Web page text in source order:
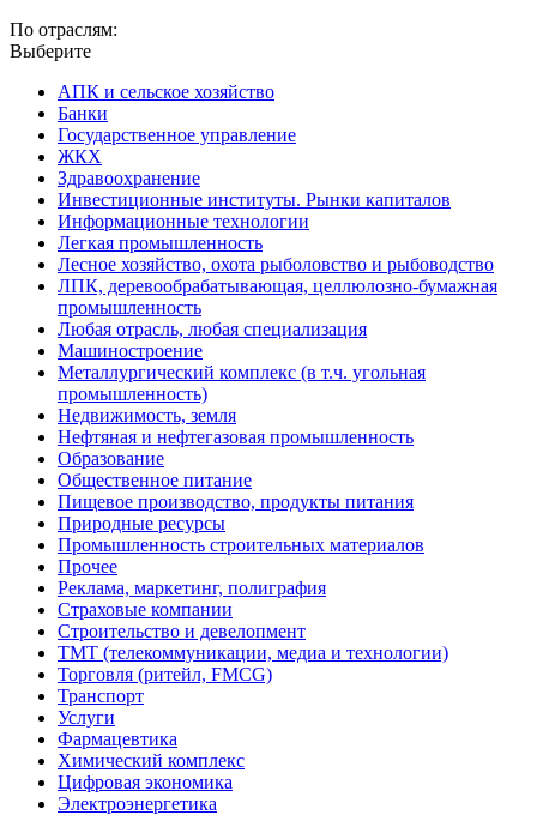
По отраслям:
Выберите
АПК и сельское хозяйство
Банки
Государственное управление
ЖКХ
Здравоохранение
Инвестиционные институты. Рынки капиталов
Информационные технологии
Легкая промышленность
Лесное хозяйство, охота рыболовство и рыбоводство
ЛПК, деревообрабатывающая, целлюлозно-бумажная
промышленность
Любая отрасль, любая специализация
Машиностроение
Металлургический комплекс (в т.ч. угольная
промышленность)
Недвижимость, земля
Нефтяная и нефтегазовая промышленность
Образование
Общественное питание
Пищевое производство, продукты питания
Природные ресурсы
Промышленность строительных материалов
Прочее
Реклама, маркетинг, полиграфия
Страховые компании
Строительство и девелопмент
ТМТ (телекоммуникации, медиа и технологии)
Торговля (ритейл, FMCG)
Транспорт
Услуги
Фармацевтика
Химический комплекс
Цифровая экономика
Электроэнергетика